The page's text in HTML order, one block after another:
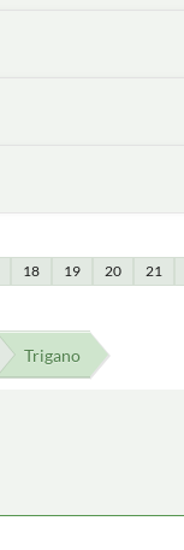
18 19 20 21
Trigano